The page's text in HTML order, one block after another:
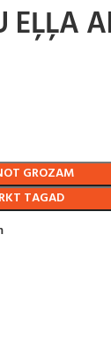
EĻĻA
GROZAM
TAGAD